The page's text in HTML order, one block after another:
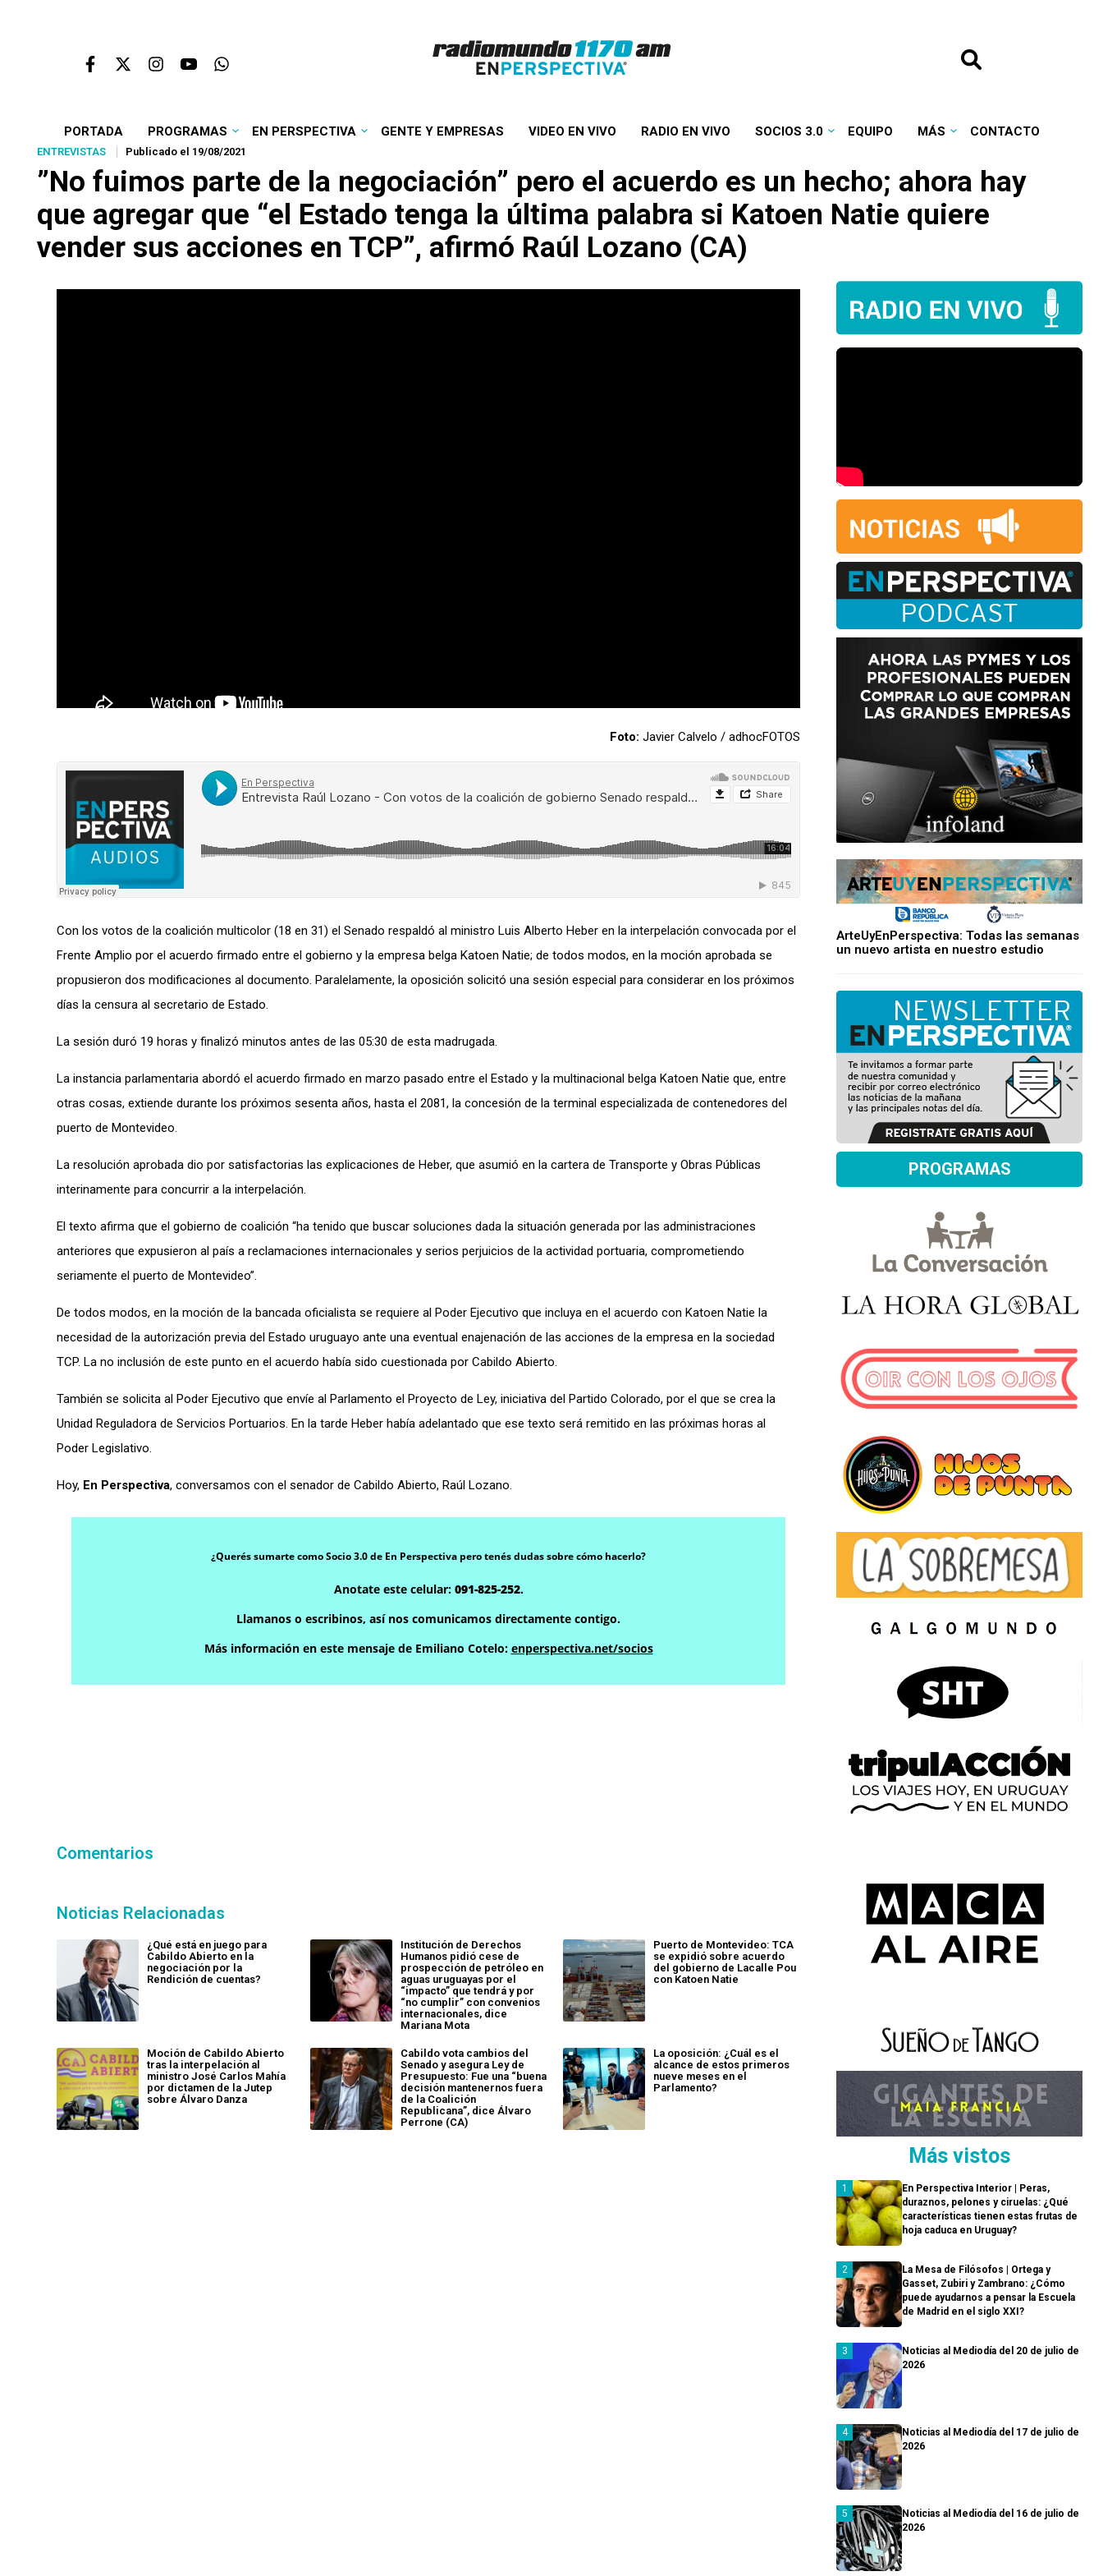
PORTADA PROGRAMAS EN PERSPECTIVA GENTE Y EMPRESAS VIDEO EN VIVO RADIO EN VIVO SOCIOS 3.0 EQUIPO MÁS CONTACTO
ENTREVISTAS Publicado el 19/08/2021
”No fuimos parte de la negociación” pero el acuerdo es un hecho; ahora hay
que agregar que “el Estado tenga la última palabra si Katoen Natie quiere
vender sus acciones en TCP”, afirmó Raúl Lozano (CA)
Foto: Javier Calvelo / adhocFOTOS
Con los votos de la coalición multicolor (18 en 31) el Senado respaldó al ministro Luis Alberto Heber en la interpelación convocada por el
Frente Amplio por el acuerdo firmado entre el gobierno y la empresa belga Katoen Natie; de todos modos, en la moción aprobada se
propusieron dos modificaciones al documento. Paralelamente, la oposición solicitó una sesión especial para considerar en los próximos
días la censura al secretario de Estado.
La sesión duró 19 horas y finalizó minutos antes de las 05:30 de esta madrugada.
La instancia parlamentaria abordó el acuerdo firmado en marzo pasado entre el Estado y la multinacional belga Katoen Natie que, entre
otras cosas, extiende durante los próximos sesenta años, hasta el 2081, la concesión de la terminal especializada de contenedores del
puerto de Montevideo.
La resolución aprobada dio por satisfactorias las explicaciones de Heber, que asumió en la cartera de Transporte y Obras Públicas
interinamente para concurrir a la interpelación.
El texto afirma que el gobierno de coalición “ha tenido que buscar soluciones dada la situación generada por las administraciones
anteriores que expusieron al país a reclamaciones internacionales y serios perjuicios de la actividad portuaria, comprometiendo
seriamente el puerto de Montevideo”.
De todos modos, en la moción de la bancada oficialista se requiere al Poder Ejecutivo que incluya en el acuerdo con Katoen Natie la
necesidad de la autorización previa del Estado uruguayo ante una eventual enajenación de las acciones de la empresa en la sociedad
TCP. La no inclusión de este punto en el acuerdo había sido cuestionada por Cabildo Abierto.
También se solicita al Poder Ejecutivo que envíe al Parlamento el Proyecto de Ley, iniciativa del Partido Colorado, por el que se crea la
Unidad Reguladora de Servicios Portuarios. En la tarde Heber había adelantado que ese texto será remitido en las próximas horas al
Poder Legislativo.
Hoy, En Perspectiva, conversamos con el senador de Cabildo Abierto, Raúl Lozano.
¿Querés sumarte como Socio 3.0 de En Perspectiva pero tenés dudas sobre cómo hacerlo?
Anotate este celular: 091-825-252.
Llamanos o escribinos, así nos comunicamos directamente contigo.
Más información en este mensaje de Emiliano Cotelo: enperspectiva.net/socios
Comentarios
Noticias Relacionadas
¿Qué está en juego para
Cabildo Abierto en la
negociación por la
Rendición de cuentas?
Institución de Derechos
Humanos pidió cese de
prospección de petróleo en
aguas uruguayas por el
“impacto” que tendrá y por
“no cumplir” con convenios
internacionales, dice
Mariana Mota
Puerto de Montevideo: TCA
se expidió sobre acuerdo
del gobierno de Lacalle Pou
con Katoen Natie
Moción de Cabildo Abierto
tras la interpelación al
ministro José Carlos Mahía
por dictamen de la Jutep
sobre Álvaro Danza
Cabildo vota cambios del
Senado y asegura Ley de
Presupuesto: Fue una “buena
decisión mantenernos fuera
de la Coalición
Republicana”, dice Álvaro
Perrone (CA)
La oposición: ¿Cuál es el
alcance de estos primeros
nueve meses en el
Parlamento?
ArteUyEnPerspectiva: Todas las semanas
un nuevo artista en nuestro estudio
PROGRAMAS
Más vistos
En Perspectiva Interior | Peras,
duraznos, pelones y ciruelas: ¿Qué
características tienen estas frutas de
hoja caduca en Uruguay?
La Mesa de Filósofos | Ortega y
Gasset, Zubiri y Zambrano: ¿Cómo
puede ayudarnos a pensar la Escuela
de Madrid en el siglo XXI?
Noticias al Mediodía del 20 de julio de
2026
Noticias al Mediodía del 17 de julio de
2026
Noticias al Mediodía del 16 de julio de
2026